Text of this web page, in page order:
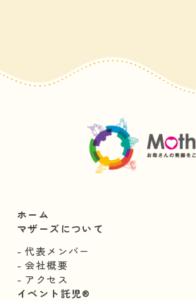
ホーム
マザーズについて
代表メンバー
会社概要
アクセス
イベント託児®︎